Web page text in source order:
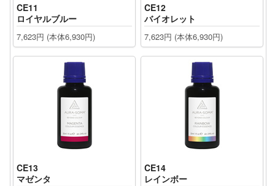
CE11
ロイヤルブルー
7,623円 (本体6,930円)
CE12
バイオレット
7,623円 (本体6,930円)
CE13
マゼンタ
CE14
レインボー